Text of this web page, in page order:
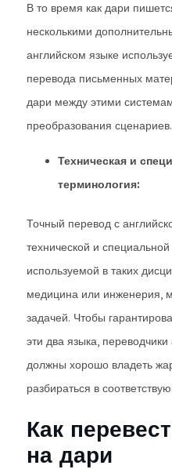
В то время как дари
несколькими
английском языке
перевода письменных
дари между этими
преобразования сценариев.
Техническая и
терминология:
Точный перевод с
технической и
используемой в таких
медицина или инженерия,
задачей. Чтобы
эти два языка,
должны хорошо владеть
разбираться в
Как
на дари